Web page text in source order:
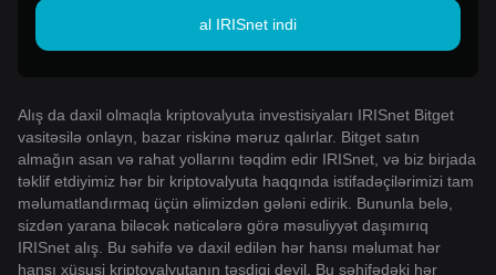
al IRISnet indi
Alış da daxil olmaqla kriptovalyuta investisiyaları IRISnet Bitget
vasitəsilə onlayn, bazar riskinə məruz qalırlar. Bitget satın
almağın asan və rahat yollarını təqdim edir IRISnet, və biz birjada
təklif etdiyimiz hər bir kriptovalyuta haqqında istifadəçilərimizi tam
məlumatlandırmaq üçün əlimizdən gələni edirik. Bununla belə,
sizdən yarana biləcək nəticələrə görə məsuliyyət daşımırıq
IRISnet alış. Bu səhifə və daxil edilən hər hansı məlumat hər
hansı xüsusi kriptovalyutanın təsdiqi deyil. Bu səhifədəki hər